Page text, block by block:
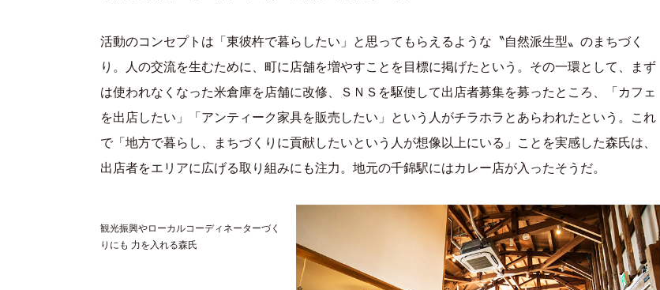
活動のコンセプトは「東彼杵で暮らしたい」と思ってもらえるような〝自然派生型〟のまちづく
り。人の交流を生むために、町に店舗を増やすことを目標に掲げたという。その一環として、まず
は使われなくなった米倉庫を店舗に改修、ＳＮＳを駆使して出店者募集を募ったところ、「カフェ
を出店したい」「アンティーク家具を販売したい」という人がチラホラとあらわれたという。これ
で「地方で暮らし、まちづくりに貢献したいという人が想像以上にいる」ことを実感した森氏は、
出店者をエリアに広げる取り組みにも注力。地元の千錦駅にはカレー店が入ったそうだ。
観光振興やローカルコーディネーターづく
りにも 力を入れる森氏